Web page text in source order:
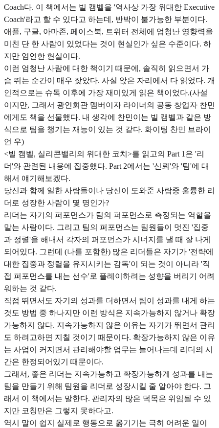
Coach다. 이 책에서는 빌 캠벨을 '역사상 가장 위대한 Executive
Coach'라고 할 수 있다고 하는데, 반박이 불가능한 부분이다.
애플, 구글, 아마존, 페이스북, 트위터 전체에 엄청난 영향력을
미친 단 한 사람이 있었다는 것이 현실인가 싶은 수준이다. 하
지만 엄연한 현실이다.
이런 엄청난 사람에 대한 책이기 때문에, 솔직히 읽으면서 가
슴 뛰는 순간이 매우 잦았다. 사실 앉은 자리에서 다 읽었다. 개
인적으로는 슈독 이후에 가장 재미있게 읽은 책이었다.(사설
이지만, 그래서 광인회관 멤버이자 라이너의 공동 창업자 찬민
에게도 책을 선물했다. 내 생각에 찬민이는 빌 캠벨과 같은 방
식으로 팀을 챙기는 재능이 있는 것 같다. 화이팅 찬민 브라이
언 우)
<빌 캠벨, 실리콘밸리의 위대한 코치>를 읽고의 Part 1은 '리
더'와 관련된 내용에 집중했다. Part 2에서는 '신뢰'와 '팀'에 대
해서 얘기해보겠다.
당신과 함께 일한 사람들이나 당신이 도와준 사람중 훌륭한 리
더로 성장한 사람이 몇 명인가?
리더는 자기의 퍼포먼스가 팀의 퍼포먼스로 측정되는 역할을
맡는 사람이다. 그리고 팀의 퍼포먼스는 팀원들이 멋진 '집중
과 정렬'을 해내서 각자의 퍼포먼스가 시너지를 낼 때 잘 나게
되어있다. 그런데 (나를 포함한) 많은 리더들은 자기가 '전략에
대한 집중과 정렬을 유지시키는 감독'이 되는 것이 아니라 '직
접 퍼포먼스를 내는 선수'로 플레이하려는 성향을 버리기 어려
워하는 것 같다.
직접 뛰면서도 자기의 성과를 더하면서 팀이 성과를 내게 하는
것도 방법 중 하나지만 이런 방식은 지속가능하지 않거나 확장
가능하지 않다. 지속가능하지 않은 이유는 자기가 뛰면서 관리
도 하려고하면 지칠 것이기 때문이다. 확장가능하지 않은 이유
는 사업이 커지면서 관리해야할 업무는 늘어나는데 리더의 시
간은 한정되어있기 때문이다.
그래서, 좋은 리더는 지속가능하고 확장가능하게 성과를 내는
팀을 만들기 위해 팀원을 리더로 성장시킬 줄 알아야 한다. 그
래서 이 책에서는 말한다. 관리자의 많은 덕목은 위임될 수 있
지만 코칭만은 그렇지 못하다고.
역시 말이 쉽지 실제로 행동으로 옮기기는 극히 어려운 일이